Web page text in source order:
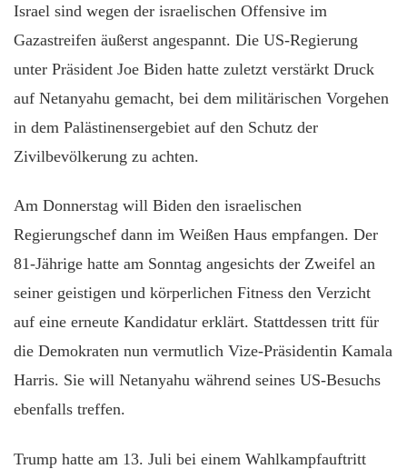
Israel sind wegen der israelischen Offensive im
Gazastreifen äußerst angespannt. Die US-Regierung
unter Präsident Joe Biden hatte zuletzt verstärkt Druck
auf Netanyahu gemacht, bei dem militärischen Vorgehen
in dem Palästinensergebiet auf den Schutz der
Zivilbevölkerung zu achten.
Am Donnerstag will Biden den israelischen
Regierungschef dann im Weißen Haus empfangen. Der
81-Jährige hatte am Sonntag angesichts der Zweifel an
seiner geistigen und körperlichen Fitness den Verzicht
auf eine erneute Kandidatur erklärt. Stattdessen tritt für
die Demokraten nun vermutlich Vize-Präsidentin Kamala
Harris. Sie will Netanyahu während seines US-Besuchs
ebenfalls treffen.
Trump hatte am 13. Juli bei einem Wahlkampfauftritt